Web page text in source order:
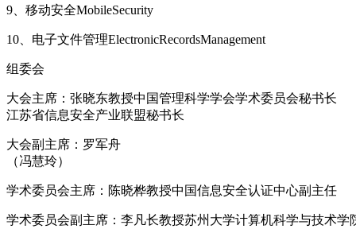
9、移动安全MobileSecurity
10、电子文件管理ElectronicRecordsManagement
组委会
大会主席：张晓东教授中国管理科学学会学术委员会秘书长
江苏省信息安全产业联盟秘书长
大会副主席：罗军舟
（冯慧玲）
学术委员会主席：陈晓桦教授中国信息安全认证中心副主任
学术委员会副主席：李凡长教授苏州大学计算机科学与技术学